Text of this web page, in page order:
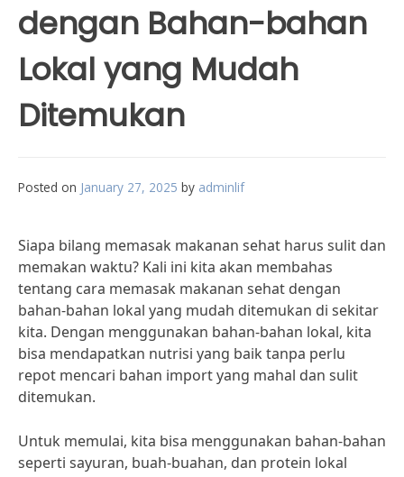
dengan Bahan-bahan
Lokal yang Mudah
Ditemukan
Posted on January 27, 2025 by adminlif
Siapa bilang memasak makanan sehat harus sulit dan
memakan waktu? Kali ini kita akan membahas
tentang cara memasak makanan sehat dengan
bahan-bahan lokal yang mudah ditemukan di sekitar
kita. Dengan menggunakan bahan-bahan lokal, kita
bisa mendapatkan nutrisi yang baik tanpa perlu
repot mencari bahan import yang mahal dan sulit
ditemukan.
Untuk memulai, kita bisa menggunakan bahan-bahan
seperti sayuran, buah-buahan, dan protein lokal